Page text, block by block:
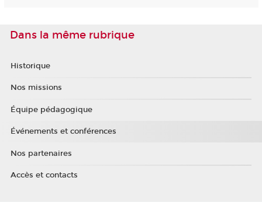
Dans la même rubrique
Historique
Nos missions
Équipe pédagogique
Événements et conférences
Nos partenaires
Accès et contacts